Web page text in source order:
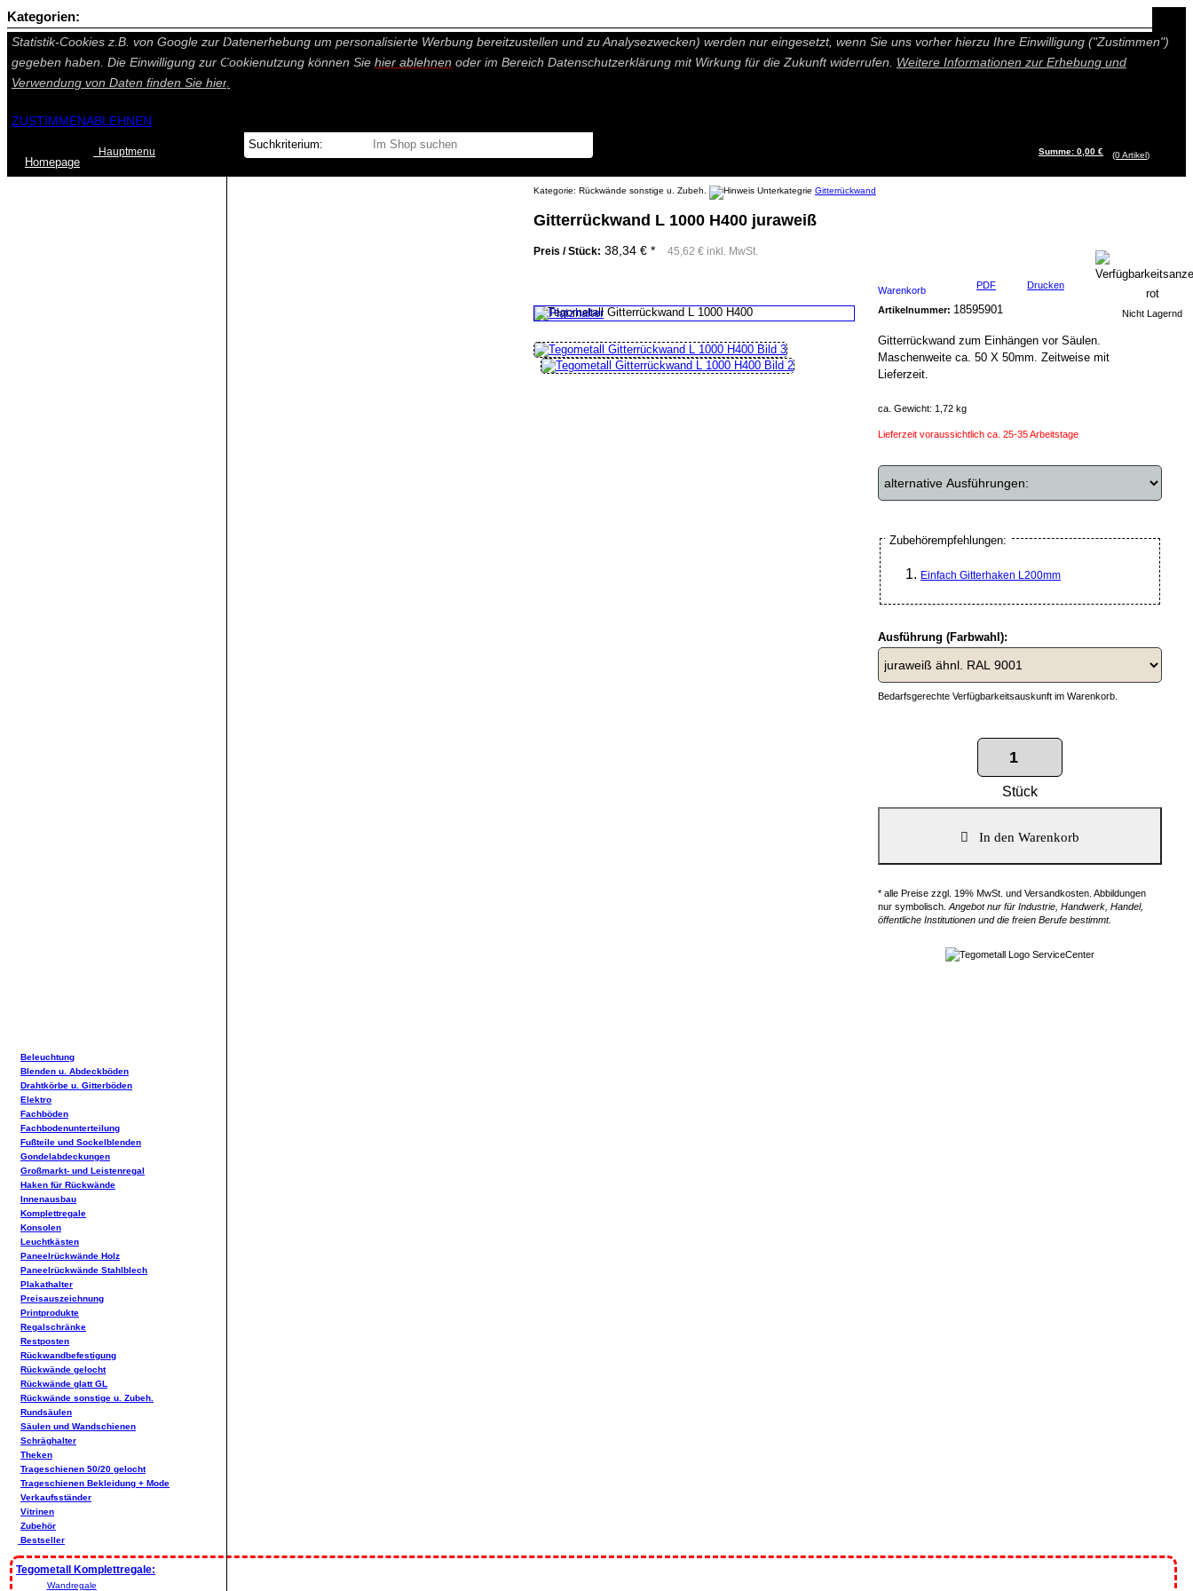
Auf dieser Seite werden technisch notwendige Cookies gesetzt. Technisch nicht notwendige Cookies und Statistik Funktionen, die Ihnen ein besseres und individuelleres Angebot bieten (Marketing- und
Statistik-Cookies z.B. von Google zur Datenerhebung um personalisierte Werbung bereitzustellen und zu Analysezwecken) werden nur eingesetzt, wenn Sie uns vorher hierzu Ihre Einwilligung ("Zustimmen")
gegeben haben. Die Einwilligung zur Cookienutzung können Sie hier ablehnen oder im Bereich Datenschutzerklärung mit Wirkung für die Zukunft widerrufen. Weitere Informationen zur Erhebung und
Verwendung von Daten finden Sie hier.
ZUSTIMMENABLEHNEN
Homepage
Hauptmenu Summe: 0,00 € (0Artikel)
Kategorie: Rückwände sonstige u. Zubeh. Gitterrückwand
Gitterrückwand L 1000 H400 juraweiß
Preis / Stück: 38,34 € * 45,62 € inkl. MwSt.
Warenkorb PDF Drucken
Nicht Lagernd
Artikelnummer: 18595901
Gitterrückwand zum Einhängen vor Säulen.
Maschenweite ca. 50 X 50mm. Zeitweise mit
Lieferzeit.
ca. Gewicht: 1,72 kg
Lieferzeit voraussichtlich ca. 25-35 Arbeitstage
Zubehörempfehlungen:
Einfach Gitterhaken L200mm
Ausführung (Farbwahl):
Bedarfsgerechte Verfügbarkeitsauskunft im Warenkorb.
Stück
* alle Preise zzgl. 19% MwSt. und Versandkosten. Abbildungen
nur symbolisch. Angebot nur für Industrie, Handwerk, Handel,
öffentliche Institutionen und die freien Berufe bestimmt.
Kategorien:
Beleuchtung
Blenden u. Abdeckböden
Drahtkörbe u. Gitterböden
Elektro
Fachböden
Fachbodenunterteilung
Fußteile und Sockelblenden
Gondelabdeckungen
Großmarkt- und Leistenregal
Haken für Rückwände
Innenausbau
Komplettregale
Konsolen
Leuchtkästen
Paneelrückwände Holz
Paneelrückwände Stahlblech
Plakathalter
Preisauszeichnung
Printprodukte
Regalschränke
Restposten
Rückwandbefestigung
Rückwände gelocht
Rückwände glatt GL
Rückwände sonstige u. Zubeh.
Rundsäulen
Säulen und Wandschienen
Schräghalter
Theken
Trageschienen 50/20 gelocht
Trageschienen Bekleidung + Mode
Verkaufsständer
Vitrinen
Zubehör
Bestseller
Tegometall Komplettregale:
Wandregale